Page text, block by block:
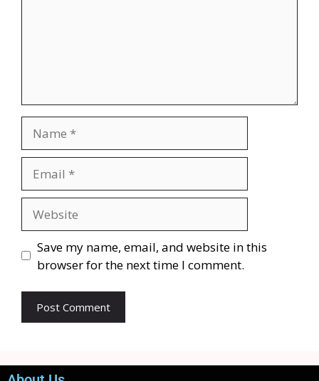
Save my name, email, and website in this
browser for the next time I comment.